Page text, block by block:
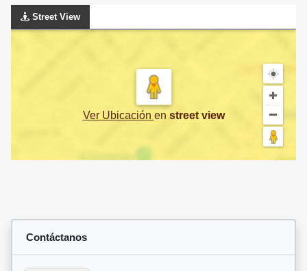
Street View
Ver Ubicación en street view
Contáctanos